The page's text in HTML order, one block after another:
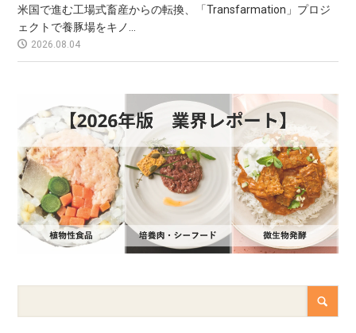
米国で進む工場式畜産からの転換、「Transfarmation」プロジ
ェクトで養豚場をキノ...
2026.08.04